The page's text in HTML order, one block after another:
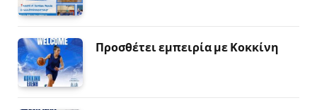
Προσθέτει εμπειρία με Κοκκίνη